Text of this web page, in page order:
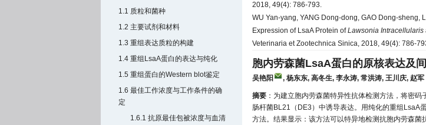
1.1 质粒和菌种
1.2 主要试剂和材料
1.3 重组表达质粒的构建
1.4 重组LsaA蛋白的表达与纯化
1.5 重组蛋白的Western blot鉴定
1.6 最佳工作浓度与工作条件的确
定
1.6.1 抗原最佳包被浓度与血清
2018, 49(4): 786-793.
WU Yan-yang, YANG Dong-dong, GAO Dong-sheng,
Expression of LsaA Protein ofLawsonia Intracellularis
Veterinaria et Zootechnica Sinica, 2018, 49(4): 786-
胞内劳森菌LsaA蛋白的原核表达及
吴艳阳 , 杨东东, 高冬生, 李永涛, 常洪涛, 王川庆, 赵军
摘要 ：为建立胞内劳森菌特异性抗体检测方法，将密
肠杆菌BL21（DE3）中诱导表达。用纯化的重组LsaA
方法。结果显示：该方法可以特异地检测抗胞内劳森